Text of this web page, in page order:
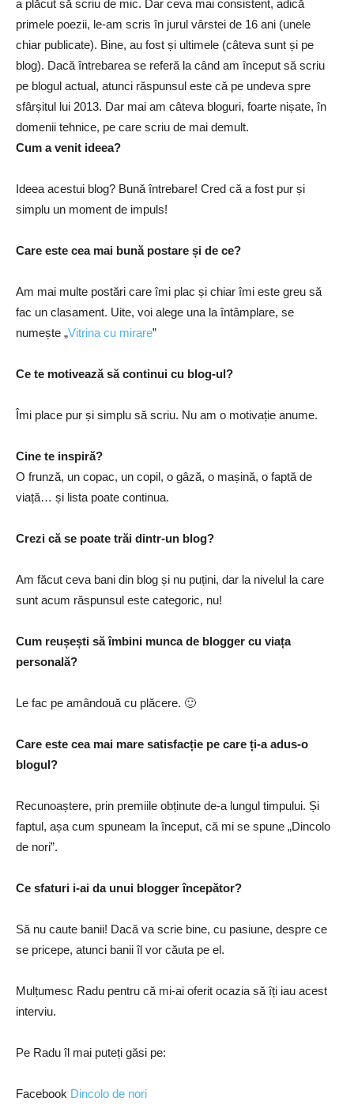
a plăcut să scriu de mic. Dar ceva mai consistent, adică
primele poezii, le-am scris în jurul vârstei de 16 ani (unele
chiar publicate). Bine, au fost și ultimele (câteva sunt și pe
blog). Dacă întrebarea se referă la când am început să scriu
pe blogul actual, atunci răspunsul este că pe undeva spre
sfârșitul lui 2013. Dar mai am câteva bloguri, foarte nișate, în
domenii tehnice, pe care scriu de mai demult.
Cum a venit ideea?
Ideea acestui blog? Bună întrebare! Cred că a fost pur și
simplu un moment de impuls!
Care este cea mai bună postare și de ce?
Am mai multe postări care îmi plac și chiar îmi este greu să
fac un clasament. Uite, voi alege una la întâmplare, se
numește „Vitrina cu mirare”
Ce te motivează să continui cu blog-ul?
Îmi place pur și simplu să scriu. Nu am o motivație anume.
Cine te inspiră?
O frunză, un copac, un copil, o gâză, o mașină, o faptă de
viață… și lista poate continua.
Crezi că se poate trăi dintr-un blog?
Am făcut ceva bani din blog și nu puțini, dar la nivelul la care
sunt acum răspunsul este categoric, nu!
Cum reușești să îmbini munca de blogger cu viața
personală?
Le fac pe amândouă cu plăcere. 🙂
Care este cea mai mare satisfacție pe care ți-a adus-o
blogul?
Recunoaștere, prin premiile obținute de-a lungul timpului. Și
faptul, așa cum spuneam la început, că mi se spune „Dincolo
de nori”.
Ce sfaturi i-ai da unui blogger începător?
Să nu caute banii! Dacă va scrie bine, cu pasiune, despre ce
se pricepe, atunci banii îl vor căuta pe el.
Mulțumesc Radu pentru că mi-ai oferit ocazia să îți iau acest
interviu.
Pe Radu îl mai puteți găsi pe:
Facebook Dincolo de nori